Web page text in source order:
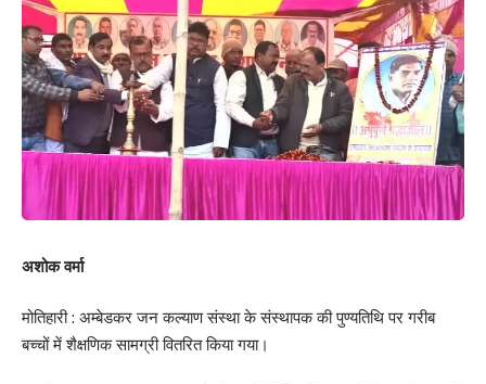
अशोक वर्मा
मोतिहारी : अम्बेडकर जन कल्याण संस्था के संस्थापक की पुण्यतिथि पर गरीब
बच्चों में शैक्षणिक सामग्री वितरित किया गया।